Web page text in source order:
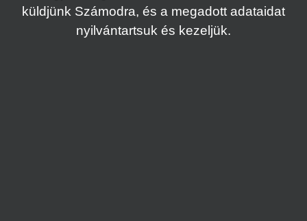
küldjünk Számodra, és a megadott adataidat
nyilvántartsuk és kezeljük.